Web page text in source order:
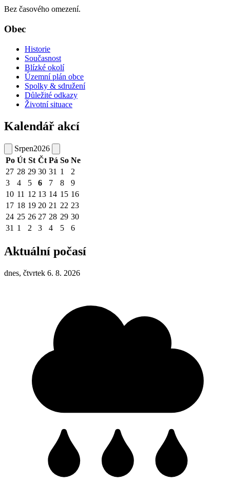
Bez časového omezení.
Obec
Historie
Současnost
Blízké okolí
Územní plán obce
Spolky & sdružení
Důležité odkazy
Životní situace
Kalendář akcí
Srpen2026
Po Út St Čt Pá So Ne
27 28 29 30 31 1
2
3
4 5 6 7 8
9
10 11 12 13 14 15 16
17 18 19 20 21 22 23
24 25 26 27 28 29 30
31 1 2 3 4 5 6
Aktuální počasí
dnes, čtvrtek 6. 8. 2026